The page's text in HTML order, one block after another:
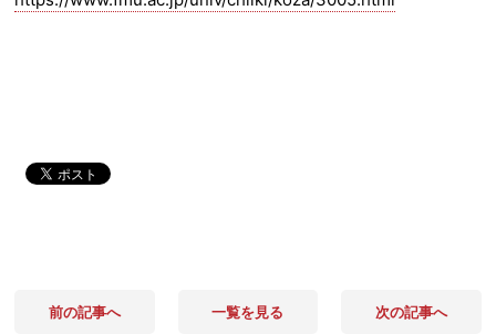
前の記事へ 一覧を見る 次の記事へ